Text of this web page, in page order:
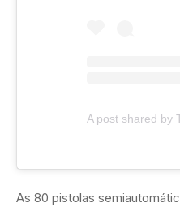
As 80 pistolas